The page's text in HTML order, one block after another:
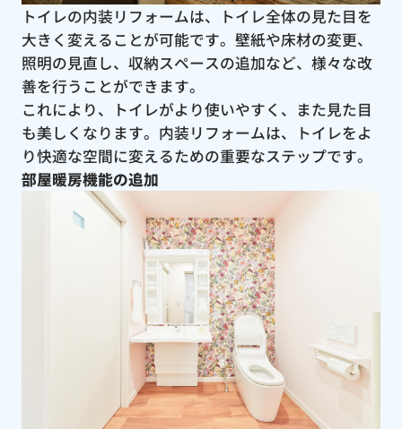
トイレの内装リフォームは、トイレ全体の見た目を
大きく変えることが可能です。壁紙や床材の変更、
照明の見直し、収納スペースの追加など、様々な改
善を行うことができます。
これにより、トイレがより使いやすく、また見た目
も美しくなります。内装リフォームは、トイレをよ
り快適な空間に変えるための重要なステップです。
部屋暖房機能の追加